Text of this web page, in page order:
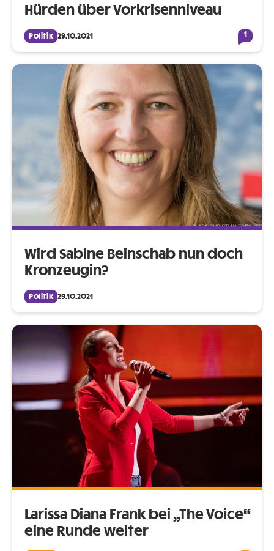
Hürden über Vorkrisenniveau
Politik 29.10.2021 1
Wird Sabine Beinschab nun doch
Kronzeugin?
Politik 29.10.2021
Larissa Diana Frank bei „The Voice“
eine Runde weiter